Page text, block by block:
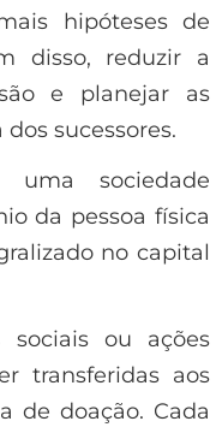
hipóteses de
disso, reduzir a
e planejar as
sucessores.
sociedade
da pessoa física
no capital
sociais ou ações
transferidas aos
de doação. Cada